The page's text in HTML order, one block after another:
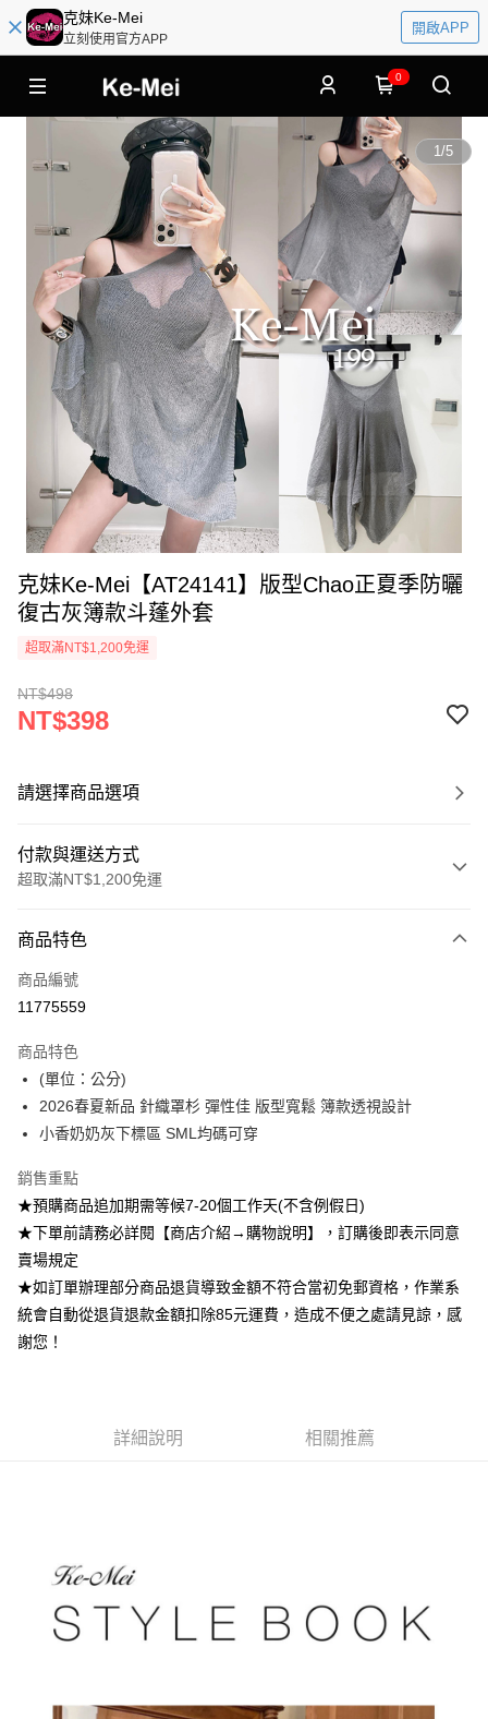
克妹Ke-Mei
立刻使用官方APP
開啟APP
0
1/5
克妹Ke-Mei【AT24141】版型Chao正夏季防曬
復古灰簿款斗蓬外套
超取滿NT$1,200免運
NT$498
NT$398
請選擇商品選項
付款與運送方式
超取滿NT$1,200免運
信用卡一次付款
超商取貨付款
ATM付款
運送方式
付款後全家取貨
每筆NT$85，滿NT$1,200(含以上)免運費
每筆NT$85，滿NT$1,200(含以上)免運費
商品特色
商品編號
11775559
商品特色
(單位：公分)
2026春夏新品 針織罩杉 彈性佳 版型寬鬆 簿款透視設計
小香奶奶灰下標區 SML均碼可穿
銷售重點
★預購商品追加期需等候7-20個工作天(不含例假日)
★下單前請務必詳閱【商店介紹→購物說明】，訂購後即表示同意
賣場規定
★如訂單辦理部分商品退貨導致金額不符合當初免郵資格，作業系
統會自動從退貨退款金額扣除85元運費，造成不便之處請見諒，感
謝您！
詳細說明 相關推薦